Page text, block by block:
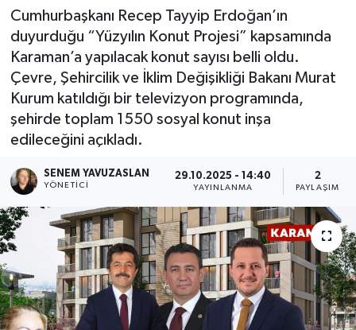
Cumhurbaşkanı Recep Tayyip Erdoğan’ın
duyurduğu “Yüzyılın Konut Projesi” kapsamında
Karaman’a yapılacak konut sayısı belli oldu.
Çevre, Şehircilik ve İklim Değişikliği Bakanı Murat
Kurum katıldığı bir televizyon programında,
şehirde toplam 1550 sosyal konut inşa
edileceğini açıkladı.
SENEM YAVUZASLAN
YÖNETICI
29.10.2025 - 14:40
YAYINLANMA
2
PAYLAŞIM